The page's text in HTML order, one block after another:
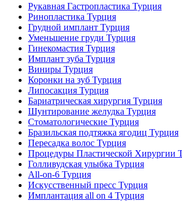
Рукавная Гастропластика Турция
Ринопластика Турция
Грудной имплант Турция
Уменьшение груди Турция
Гинекомастия Турция
Имплант зуба Турция
Виниры Турция
Коронки на зуб Турция
Липосакция Турция
Бариатрическая хирургия Турция
Шунтирование желудка Турция
Стоматологические Турция
Бразильская подтяжка ягодиц Турция
Пересадка волос Турция
Процедуры Пластической Хирургии
Голливудская улыбка Турция
All-on-6 Турция
Искусственный пресс Турция
Имплантация all on 4 Турция